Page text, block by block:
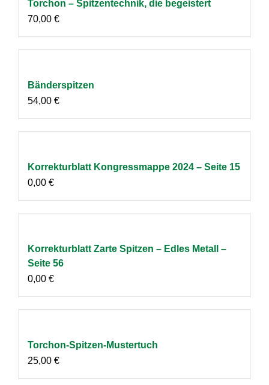
Torchon – Spitzentechnik, die begeistert
70,00 €
Bänderspitzen
54,00 €
Korrekturblatt Kongressmappe 2024 – Seite 15
0,00 €
Korrekturblatt Zarte Spitzen – Edles Metall –
Seite 56
0,00 €
Torchon-Spitzen-Mustertuch
25,00 €